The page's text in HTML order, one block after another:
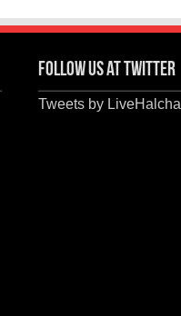
Follow us at Twitter
Tweets by LiveHalchal